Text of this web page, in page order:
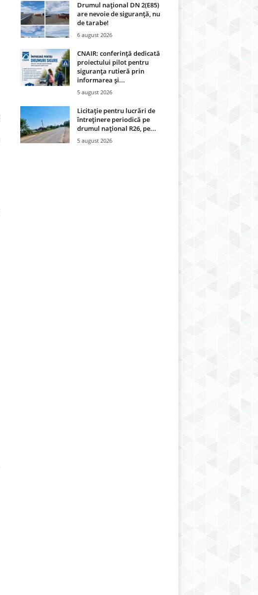
Drumul național DN 2(E85)
are nevoie de siguranță, nu
de tarabe!
6 august 2026
CNAIR: conferință dedicată
proiectului pilot pentru
siguranța rutieră prin
informarea și...
5 august 2026
Licitație pentru lucrări de
întreținere periodică pe
drumul național R26, pe...
5 august 2026